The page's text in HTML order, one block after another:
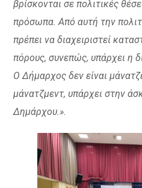
βρίσκονται σε πολιτικές
πρόσωπα. Από αυτή την
πρέπει να διαχειριστεί
πόρους, συνεπώς, υπάρχει η
Ο Δήμαρχος δεν είναι
μάνατζμεντ, υπάρχει στην
Δημάρχου.».